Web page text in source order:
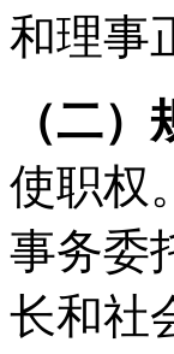
和理事
（二）
使职权
事务委
长和社